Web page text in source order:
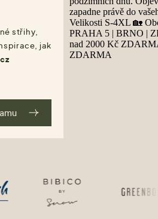
střihy,
jak